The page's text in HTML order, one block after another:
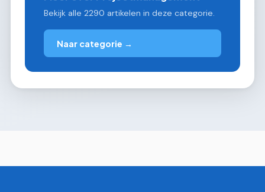
Bekijk alle 2290 artikelen in deze categorie.
Naar categorie →